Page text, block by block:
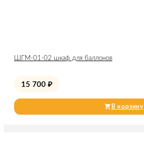
ШГМ-01-02 шкаф для баллонов
15 700 ₽
В корзину